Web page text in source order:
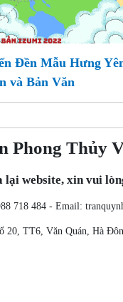
Đền Mẫu Hưng
và Bản Văn
Phong Thủy
lại website, xin vui
718 484 - Email:
20, TT6, Văn Quán, Hà